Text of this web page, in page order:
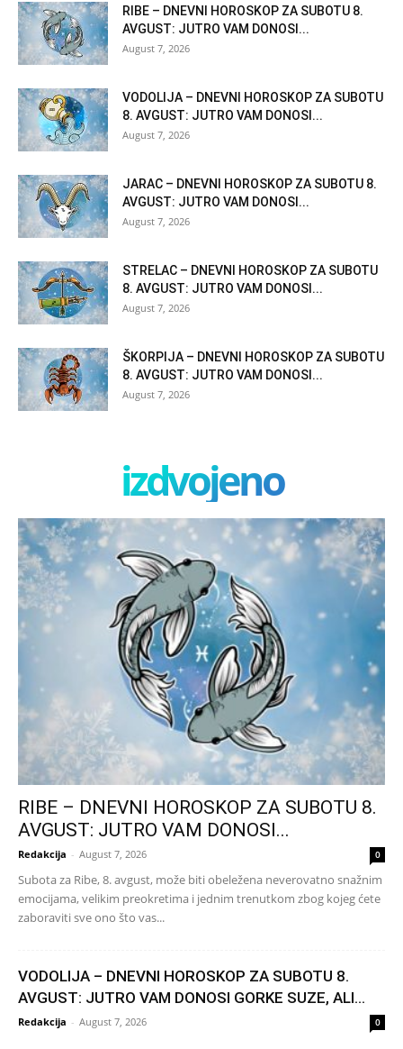
RIBE – DNEVNI HOROSKOP ZA SUBOTU 8.
AVGUST: JUTRO VAM DONOSI...
August 7, 2026
VODOLIJA – DNEVNI HOROSKOP ZA SUBOTU
8. AVGUST: JUTRO VAM DONOSI...
August 7, 2026
JARAC – DNEVNI HOROSKOP ZA SUBOTU 8.
AVGUST: JUTRO VAM DONOSI...
August 7, 2026
STRELAC – DNEVNI HOROSKOP ZA SUBOTU
8. AVGUST: JUTRO VAM DONOSI...
August 7, 2026
ŠKORPIJA – DNEVNI HOROSKOP ZA SUBOTU
8. AVGUST: JUTRO VAM DONOSI...
August 7, 2026
izdvojeno
RIBE – DNEVNI HOROSKOP ZA SUBOTU 8.
AVGUST: JUTRO VAM DONOSI...
Redakcija - August 7, 2026 0
Subota za Ribe, 8. avgust, može biti obeležena neverovatno snažnim
emocijama, velikim preokretima i jednim trenutkom zbog kojeg ćete
zaboraviti sve ono što vas...
VODOLIJA – DNEVNI HOROSKOP ZA SUBOTU 8.
AVGUST: JUTRO VAM DONOSI GORKE SUZE, ALI...
Redakcija - August 7, 2026 0